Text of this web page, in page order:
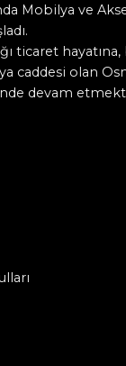
Mobilya ve
ticaret
caddesi olan
devam